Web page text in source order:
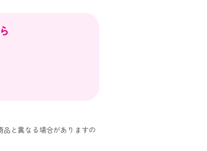
と異なる場合がありますの